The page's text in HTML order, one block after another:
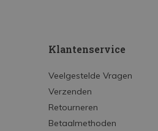
Klantenservice
Veelgestelde Vragen
Verzenden
Retourneren
Betaalmethoden